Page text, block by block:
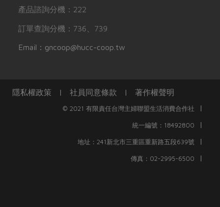
產品諮詢分機：222
訂單查詢分機：736、739
Email：gncoop@hucc-coop.tw
隱私權政策 | 社員同意條款 | 著作權聲明
© 2021 有限責任台灣主婦聯盟生活消費合作社 |
統一編號：18492800 |
地址：241新北市三重區重新路五段639號 |
傳真：02-2995-6500 |